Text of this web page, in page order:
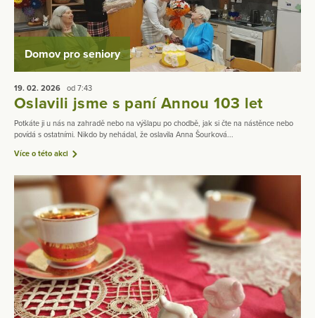
Domov pro seniory
19. 02. 2026 od 7:43
Oslavili jsme s paní Annou 103 let
Potkáte ji u nás na zahradě nebo na výšlapu po chodbě, jak si čte na nástěnce nebo
povídá s ostatními. Nikdo by nehádal, že oslavila Anna Šourková...
Více o této akci